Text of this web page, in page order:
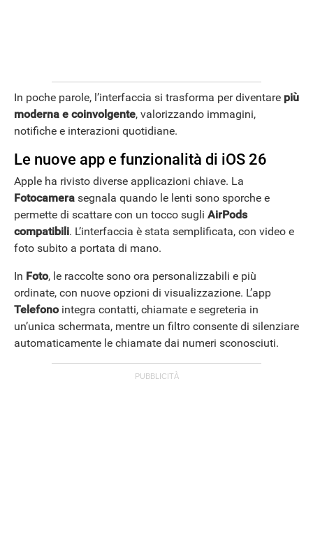
ANDROID
In poche parole, l’interfaccia si trasforma per diventare più
moderna e coinvolgente, valorizzando immagini,
notifiche e interazioni quotidiane.
Le nuove app e funzionalità di iOS 26
Apple ha rivisto diverse applicazioni chiave. La
Fotocamera segnala quando le lenti sono sporche e
permette di scattare con un tocco sugli AirPods
compatibili. L’interfaccia è stata semplificata, con video e
foto subito a portata di mano.
In Foto, le raccolte sono ora personalizzabili e più
ordinate, con nuove opzioni di visualizzazione. L’app
Telefonointegra contatti, chiamate e segreteria in
un’unica schermata, mentre un filtro consente di silenziare
automaticamente le chiamate dai numeri sconosciuti.